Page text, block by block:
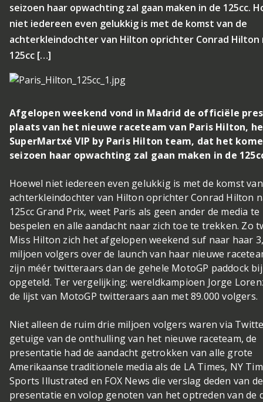
seizoen haar opwachting zal gaan maken in de 125cc.
niet iedereen even gelukkig is met de komst van de
achterkleindochter van Hilton oprichter Conrad Hilton
125cc […]
Afgelopen weekend vond in Madrid de officiële
plaats van het nieuwe raceteam van Paris Hilton,
SuperMartxé VIP by Paris Hilton team, dat het
seizoen haar opwachting zal gaan maken in de
Hoewel niet iedereen even gelukkig is met de komst
achterkleindochter van Hilton oprichter Conrad Hilton
125cc Grand Prix, weet Paris als geen ander de media te
bespelen en alle aandacht naar zich toe te trekken. Zo
Miss Hilton zich het afgelopen weekend suf naar haar
miljoen volgers over de launch van haar nieuwe
zijn méér twitteraars dan de gehele MotoGP paddock
opgeteld. Ter vergelijking: wereldkampioen Jorge
de lijst van MotoGP twitteraars aan met 89.000 volgers.
Niet alleen de ruim drie miljoen volgers waren via
getuige van de onthulling van het nieuwe raceteam, de
presentatie had de aandacht getrokken van alle grote
Amerikaanse traditionele media als de LA Times, NY
Sports Illustrated en FOX News die verslag deden van de
presentatie en volop genoten van het optreden van de